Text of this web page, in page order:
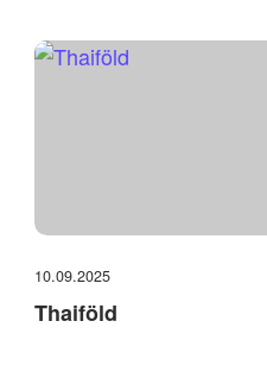
10.09.2025
Thaiföld